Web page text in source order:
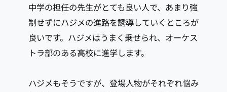
中学の担任の先生がとても良い人で、あまり強
制せずにハジメの進路を誘導していくところが
良いです。ハジメはうまく乗せられ、オーケス
トラ部のある高校に進学します。
ハジメもそうですが、登場人物がそれぞれ悩み